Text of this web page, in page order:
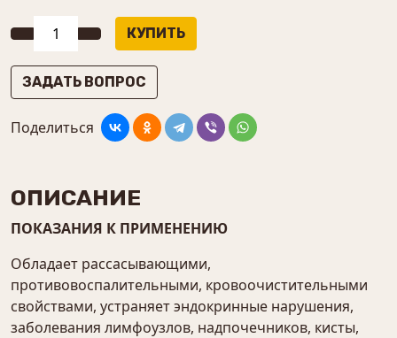
ЗАДАТЬ ВОПРОС
Поделиться
ОПИСАНИЕ
ПОКАЗАНИЯ К ПРИМЕНЕНИЮ
Обладает рассасывающими,
противовоспалительными, кровоочистительными
свойствами, устраняет эндокринные нарушения,
заболевания лимфоузлов, надпочечников, кисты,